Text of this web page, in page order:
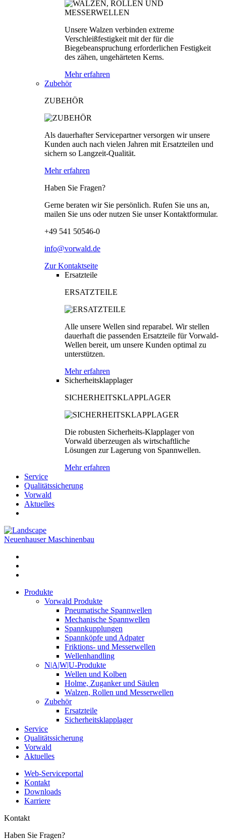
Unsere Walzen verbinden extreme
Verschleißfestigkeit mit der für die
Biegebeanspruchung erforderlichen Festigkeit
des zähen, ungehärteten Kerns.
Mehr erfahren
Zubehör
ZUBEHÖR
Als dauerhafter Servicepartner versorgen wir unsere
Kunden auch nach vielen Jahren mit Ersatzteilen und
sichern so Langzeit-Qualität.
Mehr erfahren
Haben Sie Fragen?
Gerne beraten wir Sie persönlich. Rufen Sie uns an,
mailen Sie uns oder nutzen Sie unser Kontaktformular.
+49 541 50546-0
info@vorwald.de
Zur Kontaktseite
Ersatzteile
ERSATZTEILE
Alle unsere Wellen sind reparabel. Wir stellen
dauerhaft die passenden Ersatzteile für Vorwald-
Wellen bereit, um unsere Kunden optimal zu
unterstützen.
Mehr erfahren
Sicherheitsklapplager
SICHERHEITSKLAPPLAGER
Die robusten Sicherheits-Klapplager von
Vorwald überzeugen als wirtschaftliche
Lösungen zur Lagerung von Spannwellen.
Mehr erfahren
Service
Qualitätssicherung
Vorwald
Aktuelles
Neuenhauser Maschinenbau
Produkte
Vorwald Produkte
Pneumatische Spannwellen
Mechanische Spannwellen
Spannkupplungen
Spannköpfe und Adpater
Friktions- und Messerwellen
Wellenhandling
N|A|W|U-Produkte
Wellen und Kolben
Holme, Zuganker und Säulen
Walzen, Rollen und Messerwellen
Zubehör
Ersatzteile
Sicherheitsklapplager
Service
Qualitätssicherung
Vorwald
Aktuelles
Web-Serviceportal
Kontakt
Downloads
Karriere
Kontakt
Haben Sie Fragen?